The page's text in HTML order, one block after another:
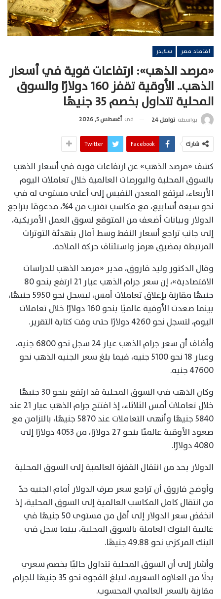
اقتصاد مصر سلايدر
«مرصد الذهب»: ارتفاعات قوية في أسعار
الذهب.. الأوقية تقفز 160 دولارًا والسوق
المحلية تتداول بخصم 35 جنيهًا
بواسطة تواصل 24 في أغسطس 5, 2026
شارك Facebook
Twitter
كشف «مرصد الذهب» عن ارتفاعات قوية في أسعار الذهب
بالسوق المحلية والبورصات العالمية خلال تعاملات اليوم
الأربعاء، ليرتفع المعدن النفيس إلى أعلى مستوى له في
نحو سبعة أسابيع، مع مكاسب تقترب من 4%، مدعومًا بتراجع
الدولار وبيانات أضعف من المتوقع لسوق العمل الأمريكية،
إلى جانب تراجع أسعار النفط وسط آمال بتهدئة التوترات
المرتبطة بمضيق هرمز واستئناف حركة الملاحة.
وقال الدكتور وليد فاروق، مدير «مرصد الذهب للدراسات
الاقتصادية»، إن سعر جرام الذهب عيار 21 ارتفع بنحو 80
جنيهًا مقارنة بإغلاق تعاملات أمس، ليسجل نحو 5950 جنيهًا،
بينما صعدت الأوقية عالميًا بنحو 160 دولارًا خلال تعاملات
اليوم، لتسجل نحو 4260 دولارًا حتى وقت كتابة التقرير.
وأضاف أن سعر جرام الذهب عيار 24 سجل نحو 6800 جنيه،
وعيار 18 نحو 5100 جنيه، فيما بلغ سعر الجنيه الذهب نحو
47600 جنيه.
وكان الذهب في السوق المحلية قد ارتفع بنحو 30 جنيهًا
خلال تعاملات أمس الثلاثاء، إذ افتتح جرام الذهب عيار 21 عند
5840 جنيهًا وأنهى التعاملات عند 5870 جنيهًا، بالتزامن مع
صعود الأوقية عالميًا بنحو 27 دولارًا، من 4053 دولارًا إلى
4080 دولارًا.
الدولار يحد من انتقال القفزة العالمية إلى السوق المحلية
وأوضح فاروق أن تراجع سعر صرف الدولار أمام الجنيه حدّ
من انتقال كامل المكاسب العالمية إلى السوق المحلية، إذ
انخفض سعر الدولار إلى أقل من مستوى 50 جنيهًا في
غالبية البنوك العاملة بالسوق المحلية، بينما سجل في
البنك المركزي نحو 49.88 جنيهًا.
وأشار إلى أن السوق المحلية تتداول حاليًا بخصم سعري
بدلًا من العلاوة السعرية، لتبلغ الفجوة نحو 35 جنيهًا للجرام
مقارنة بالسعر العالمي المحسوب.